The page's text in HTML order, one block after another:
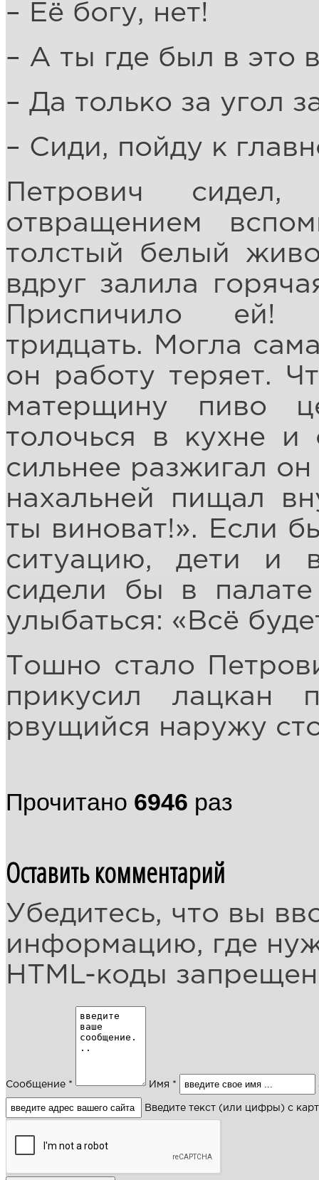
– Её богу, нет!
– А ты где был в это
– Да только за угол
– Сиди, пойду к
Петрович
отвращением
толстый белый
вдруг залила
Приспичило ей!
тридцать. Могла
он работу теряет.
матерщину пиво
толочься в кухне
сильнее разжигал
нахальней пищал
ты виноват!». Если
ситуацию, дети и
сидели бы в
улыбаться: «Всё
Тошно стало
прикусил лацкан
рвущийся наружу
Прочитано 6946 раз
Оставить комментарий
Убедитесь, что вы
информацию, где
HTML-коды
Сообщение * Имя *
Введите текст (или цифры) с